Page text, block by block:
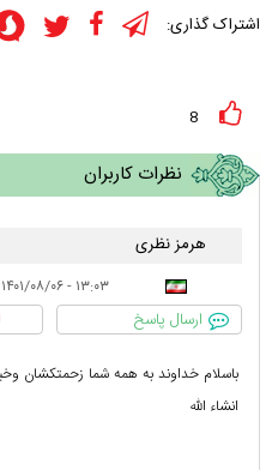
اشتراک گذاری:
8
نظرات کاربران
هرمز نظری
۱۳:۰۳ - ۱۴۰۱/۰۸/۰۶
ارسال پاسخ
باسلام خداوند به همه شما زحمتکشان
انشاء الله